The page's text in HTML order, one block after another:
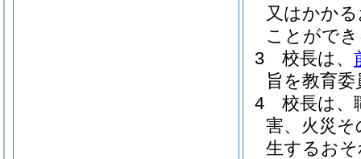
又はかか
ことがで
3
校長は、
旨を教育
4
校長は、
害、火災
生するお